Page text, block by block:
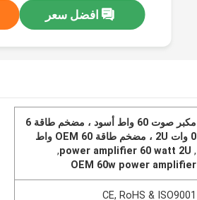
افضل سعر
مكبر صوت 60 واط أسود ، مضخم طاقة 6
0 وات 2U ، مضخم طاقة OEM 60 واط
,
power amplifier 60 watt 2U
,
OEM 60w power amplifier
CE, RoHS & ISO9001